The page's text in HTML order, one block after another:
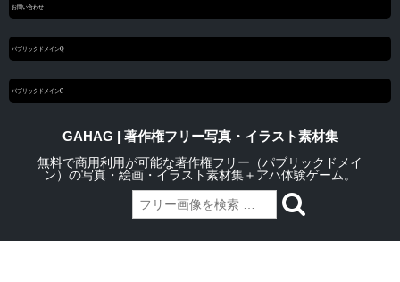
お問い合わせ
パブリックドメインQ
パブリックドメインC
GAHAG | 著作権フリー写真・イラスト素材集
無料で商用利用が可能な著作権フリー（パブリックドメイ
ン）の写真・絵画・イラスト素材集＋アハ体験ゲーム。